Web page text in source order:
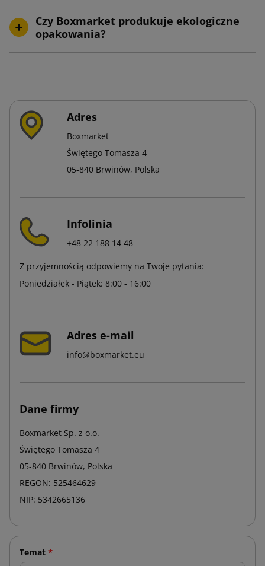
Czy Boxmarket produkuje ekologiczne
opakowania?
Adres
Boxmarket
Świętego Tomasza 4
05-840 Brwinów, Polska
Infolinia
+48 22 188 14 48
Z przyjemnością odpowiemy na Twoje pytania:
Poniedziałek - Piątek: 8:00 - 16:00
Adres e-mail
info@boxmarket.eu
Dane firmy
Boxmarket Sp. z o.o.
Świętego Tomasza 4
05-840 Brwinów, Polska
REGON: 525464629
NIP: 5342665136
Temat *